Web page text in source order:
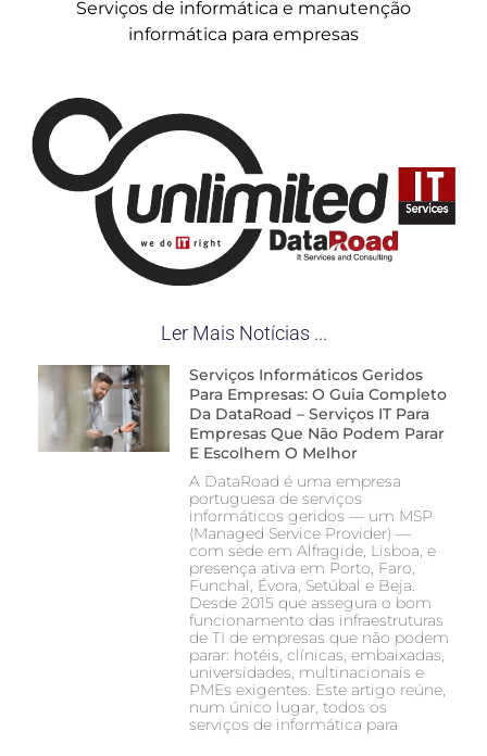
Serviços de informática e manutenção
informática para empresas
Ler Mais Notícias ...
Serviços Informáticos Geridos
Para Empresas: O Guia Completo
Da DataRoad – Serviços IT Para
Empresas Que Não Podem Parar
E Escolhem O Melhor
A DataRoad é uma empresa
portuguesa de serviços
informáticos geridos — um MSP
(Managed Service Provider) —
com sede em Alfragide, Lisboa, e
presença ativa em Porto, Faro,
Funchal, Évora, Setúbal e Beja.
Desde 2015 que assegura o bom
funcionamento das infraestruturas
de TI de empresas que não podem
parar: hotéis, clínicas, embaixadas,
universidades, multinacionais e
PMEs exigentes. Este artigo reúne,
num único lugar, todos os
serviços de informática para